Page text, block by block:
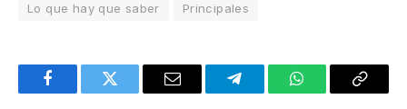
Lo que hay que saber Principales
FacebookTwitter Email TelegramWhatsAppCopy